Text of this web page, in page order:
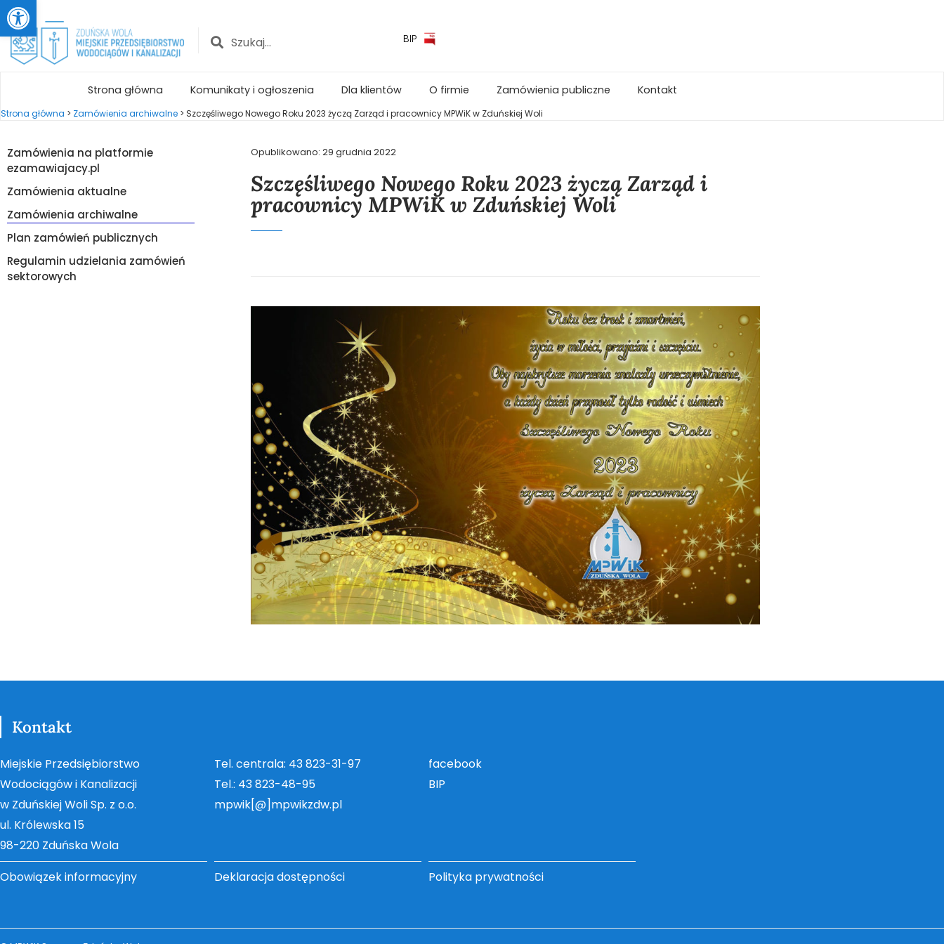
BIP
Strona główna Komunikaty i ogłoszenia Dla klientów O firmie Zamówienia publiczne Kontakt
Strona główna > Zamówienia archiwalne > Szczęśliwego Nowego Roku 2023 życzą Zarząd i pracownicy MPWiK w Zduńskiej Woli
Zamówienia na platformie
ezamawiajacy.pl
Zamówienia aktualne
Zamówienia archiwalne
Plan zamówień publicznych
Regulamin udzielania zamówień
sektorowych
Opublikowano:29 grudnia 2022
Szczęśliwego Nowego Roku 2023 życzą Zarząd i
pracownicy MPWiK w Zduńskiej Woli
Kontakt
Miejskie Przedsiębiorstwo
Wodociągów i Kanalizacji
w Zduńskiej Woli Sp. z o.o.
ul. Królewska 15
98-220 Zduńska Wola
Tel. centrala: 43 823-31-97
Tel.: 43 823-48-95
mpwik[@]mpwikzdw.pl
facebook
BIP
Obowiązek informacyjny Deklaracja dostępności Polityka prywatności